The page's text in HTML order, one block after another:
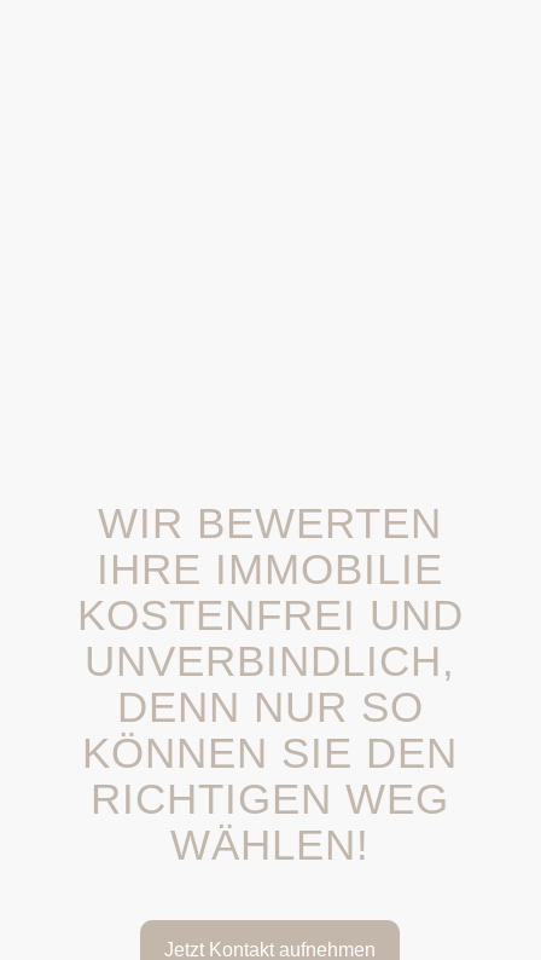
WIR BEWERTEN
IHRE IMMOBILIE
KOSTENFREI UND
UNVERBINDLICH,
DENN NUR SO
KÖNNEN SIE DEN
RICHTIGEN WEG
WÄHLEN!
Jetzt Kontakt aufnehmen